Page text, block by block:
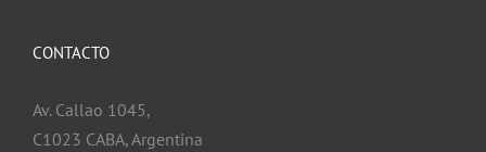
CONTACTO
Av. Callao 1045,
C1023 CABA, Argentina